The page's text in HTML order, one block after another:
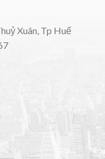
Xuân, Tp Huế